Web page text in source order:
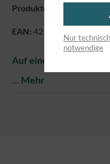
Produktnummer:
EAN: 4250479870369
Auf einem Blick
… Mehr
Nur technisch
notwendige